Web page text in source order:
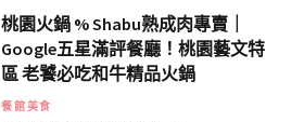
桃園火鍋 % Shabu熟成肉專賣｜
Google五星滿評餐廳！桃園藝文特
區 老饕必吃和牛精品火鍋
餐館美食